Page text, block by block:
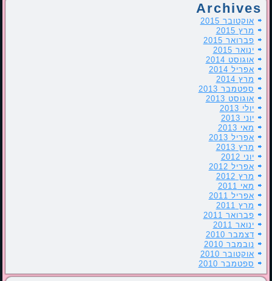
Archives
אוקטובר 2015
מרץ 2015
פברואר 2015
ינואר 2015
אוגוסט 2014
אפריל 2014
מרץ 2014
ספטמבר 2013
אוגוסט 2013
יולי 2013
יוני 2013
מאי 2013
אפריל 2013
מרץ 2013
יוני 2012
אפריל 2012
מרץ 2012
מאי 2011
אפריל 2011
מרץ 2011
פברואר 2011
ינואר 2011
דצמבר 2010
נובמבר 2010
אוקטובר 2010
ספטמבר 2010